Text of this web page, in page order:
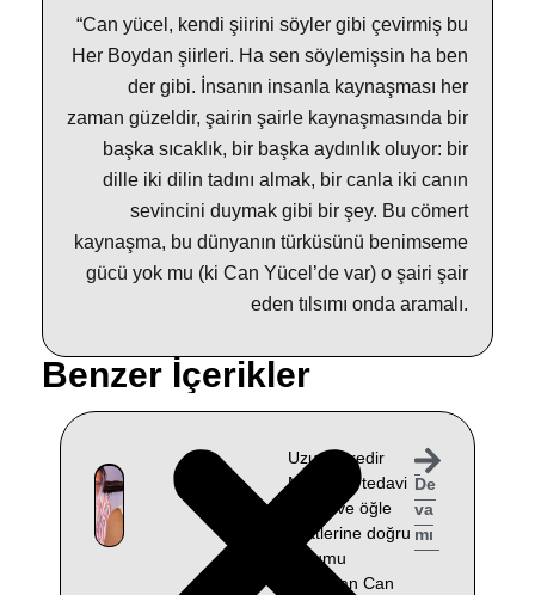
“Can yücel, kendi şiirini söyler gibi çevirmiş bu
Her Boydan şiirleri. Ha sen söylemişsin ha ben
der gibi. İnsanın insanla kaynaşması her
zaman güzeldir, şairin şairle kaynaşmasında bir
başka sıcaklık, bir başka aydınlık oluyor: bir
dille iki dilin tadını almak, bir canla iki canın
sevincini duymak gibi bir şey. Bu cömert
kaynaşma, bu dünyanın türküsünü benimseme
gücü yok mu (ki Can Yücel’de var) o şairi şair
eden tılsımı onda aramalı.
Benzer İçerikler
Uzun süredir
Muğla’da tedavi
gören ve öğle
saatlerine doğru
durumu
ağırlaşan Can
De
va
mı